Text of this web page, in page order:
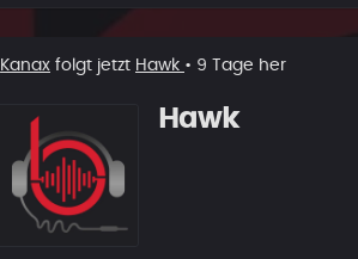
Neuer
Kanax folgt jetzt Hawk • 9 Tage her
Hawk